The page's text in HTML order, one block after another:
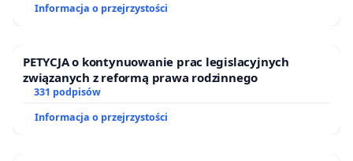
Informacja o przejrzystości
PETYCJA o kontynuowanie prac legislacyjnych
związanych z reformą prawa rodzinnego
331 podpisów
Informacja o przejrzystości